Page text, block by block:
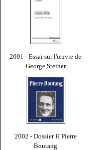
2001 - Essai sur l'œuvre de
George Steiner
2002 - Dossier H Pierre
Boutang